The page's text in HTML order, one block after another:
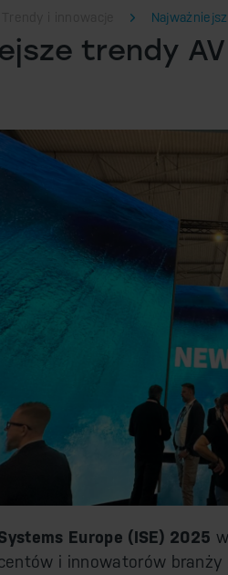
trendy
Europe (ISE) 2025
i innowatorów